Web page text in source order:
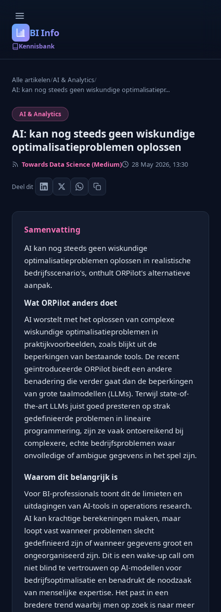
BI Info
Kennisbank
Alle artikelen/AI & Analytics/
AI: kan nog steeds geen wiskundige optimalisatiepr...
AI & Analytics
AI: kan nog steeds geen wiskundige
optimalisatieproblemen oplossen
Towards Data Science (Medium) 28 May 2026, 13:30
Deel dit
Samenvatting
AI kan nog steeds geen wiskundige
optimalisatieproblemen oplossen in realistische
bedrijfsscenario's, onthult ORPilot's alternatieve
aanpak.
Wat ORPilot anders doet
AI worstelt met het oplossen van complexe
wiskundige optimalisatieproblemen in
praktijkvoorbeelden, zoals blijkt uit de
beperkingen van bestaande tools. De recent
geïntroduceerde ORPilot biedt een andere
benadering die verder gaat dan de beperkingen
van grote taalmodellen (LLMs). Terwijl state-of-
the-art LLMs juist goed presteren op strak
gedefinieerde problemen in lineaire
programmering, zijn ze vaak ontoereikend bij
complexere, echte bedrijfsproblemen waar
onvolledige of ambigue gegevens in het spel zijn.
Waarom dit belangrijk is
Voor BI-professionals toont dit de limieten en
uitdagingen van AI-tools in operations research.
AI kan krachtige berekeningen maken, maar
loopt vast wanneer problemen slecht
gedefinieerd zijn of wanneer gegevens groot en
ongeorganiseerd zijn. Dit is een wake-up call om
niet blind te vertrouwen op AI-modellen voor
bedrijfsoptimalisatie en benadrukt de noodzaak
van menselijke expertise. Het past in een
bredere trend waarbij men op zoek is naar meer